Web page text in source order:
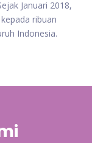
Januari 2018,
ribuan
Indonesia.